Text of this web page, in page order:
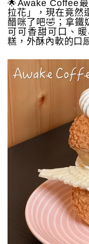
🌟Awake Coffee
拉花」，現在竟然
醋咪了吧🤣；拿鐵
可可香甜可口、
糕，外酥內軟的口